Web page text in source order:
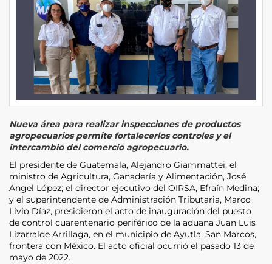
Nueva área para realizar inspecciones de productos
agropecuarios permite fortalecerlos controles y el
intercambio del comercio agropecuario.
El presidente de Guatemala, Alejandro Giammattei; el
ministro de Agricultura, Ganadería y Alimentación, José
Ángel López; el director ejecutivo del OIRSA, Efraín Medina;
y el superintendente de Administración Tributaria, Marco
Livio Díaz, presidieron el acto de inauguración del puesto
de control cuarentenario periférico de la aduana Juan Luis
Lizarralde Arrillaga, en el municipio de Ayutla, San Marcos,
frontera con México. El acto oficial ocurrió el pasado 13 de
mayo de 2022.